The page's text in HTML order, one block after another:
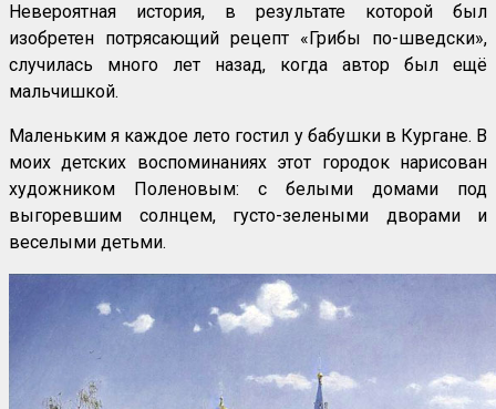
Невероятная история, в результате которой был
изобретен потрясающий рецепт «Грибы по-шведски»,
случилась много лет назад, когда автор был ещё
мальчишкой.
Маленьким я каждое лето гостил у бабушки в Кургане. В
моих детских воспоминаниях этот городок нарисован
художником Поленовым: с белыми домами под
выгоревшим солнцем, густо-зелеными дворами и
веселыми детьми.